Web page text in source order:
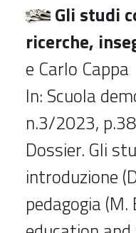
Gli studi
ricerche,
e Carlo Cappa
In: Scuola
n.3/2023,
Dossier. Gli
introduzione
pedagogia